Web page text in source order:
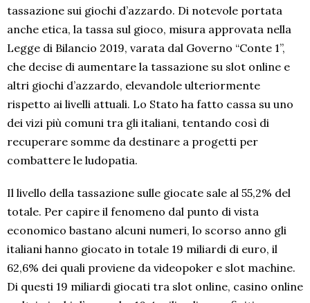
tassazione sui giochi d’azzardo. Di notevole portata
anche etica, la tassa sul gioco, misura approvata nella
Legge di Bilancio 2019, varata dal Governo “Conte 1”,
che decise di aumentare la tassazione su slot online e
altri giochi d’azzardo, elevandole ulteriormente
rispetto ai livelli attuali. Lo Stato ha fatto cassa su uno
dei vizi più comuni tra gli italiani, tentando così di
recuperare somme da destinare a progetti per
combattere le ludopatia.
Il livello della tassazione sulle giocate sale al 55,2% del
totale. Per capire il fenomeno dal punto di vista
economico bastano alcuni numeri, lo scorso anno gli
italiani hanno giocato in totale 19 miliardi di euro, il
62,6% dei quali proviene da videopoker e slot machine.
Di questi 19 miliardi giocati tra slot online, casino online